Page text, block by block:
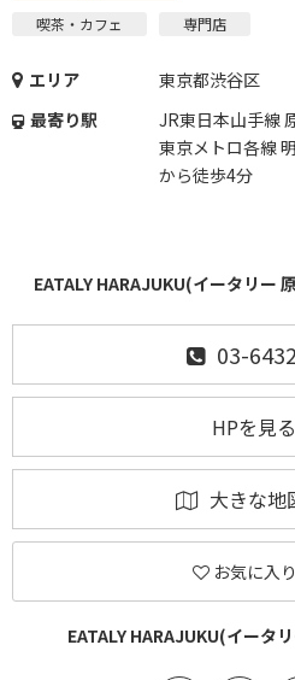
喫茶・カフェ 専門店
エリア
東京都渋谷区
最寄り駅
JR東日本山手線
東京メトロ各線
から徒歩4分
EATALY HARAJUKU(イータリー
03-
HPを見る
大きな地
お気に入
EATALY HARAJUKU(イータ